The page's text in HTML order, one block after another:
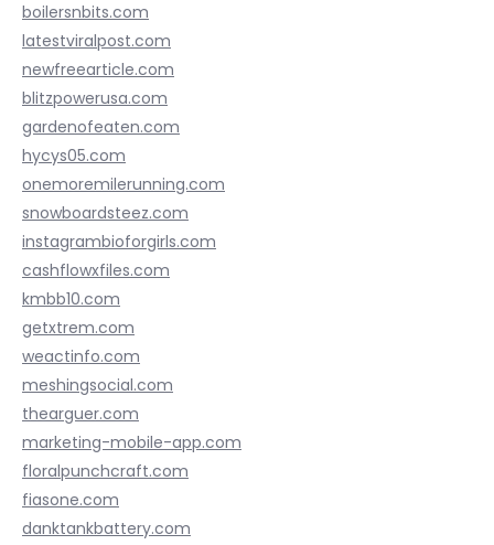
boilersnbits.com
latestviralpost.com
newfreearticle.com
blitzpowerusa.com
gardenofeaten.com
hycys05.com
onemoremilerunning.com
snowboardsteez.com
instagrambioforgirls.com
cashflowxfiles.com
kmbb10.com
getxtrem.com
weactinfo.com
meshingsocial.com
thearguer.com
marketing-mobile-app.com
floralpunchcraft.com
fiasone.com
danktankbattery.com